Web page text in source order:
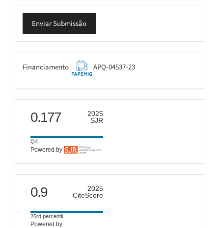
Enviar
Submissão
Enviar Submissão
FAPEMIG
Financiamento APQ-04537-23
scimago
0.177
2025
SJR
Q4
Powered by
citescore
0.9
2025
CiteScore
25rd percentil
Powered by